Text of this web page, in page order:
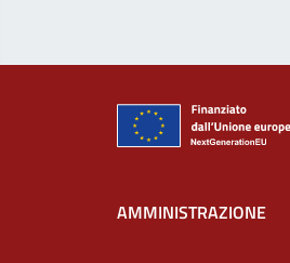
AMMINISTRAZIONE